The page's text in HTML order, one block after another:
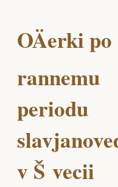
OÄerki po
rannemu
periodu
v Š vecii